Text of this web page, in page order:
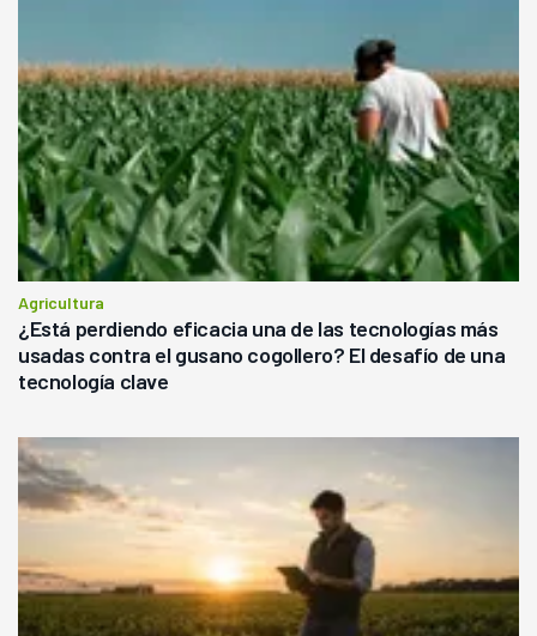
Agricultura
¿Está perdiendo eficacia una de las tecnologías más
usadas contra el gusano cogollero? El desafío de una
tecnología clave